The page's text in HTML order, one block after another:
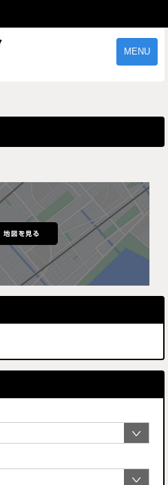
MENU